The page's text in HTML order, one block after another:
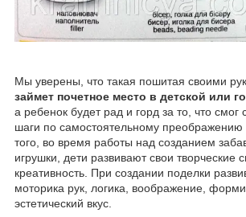
Мы уверены, что такая пошитая своими
займет почетное место в детской или
а ребенок будет рад и горд за то, что смог
шаги по самостоятельному
того, во время работы над созданием
игрушки, дети развивают свои творческие
креативность. При создании поделки
моторика рук, логика, воображение,
эстетический вкус.